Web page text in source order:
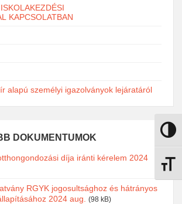
Nagy
KAPCSOLATBAN
alapú személyi igazolványok lejáratáról
DOKUMENTUMOK
díja iránti kérelem 2024
RGYK jogosultsághoz és hátrányos
2024 aug.
(98 kB)